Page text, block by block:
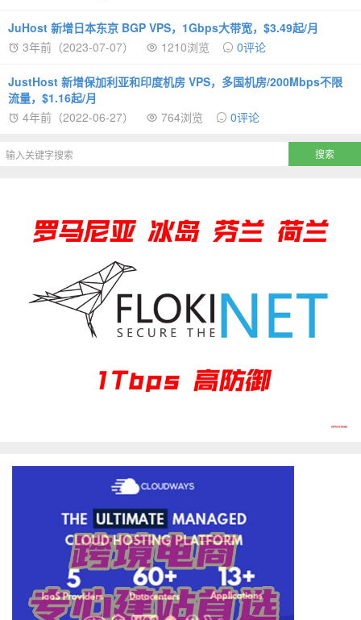
JuHost 新增日本东京 BGP VPS，1Gbps大带宽，$3.49起/月
3年前（2023-07-07）
1210浏览 0评论
JustHost 新增保加利亚和印度机房 VPS，多国机房/200Mbps不限
流量，$1.16起/月
4年前（2022-06-27）
764浏览 0评论